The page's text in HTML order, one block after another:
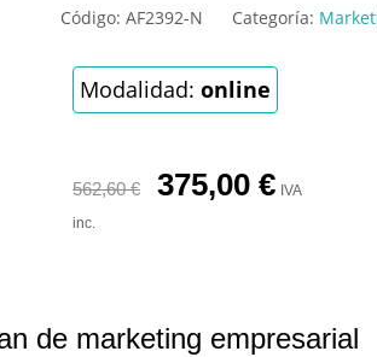
Código: AF2392-N Categoría:
Modalidad: online
562,60€ 375,00 € IVA
inc.
de marketing empresarial